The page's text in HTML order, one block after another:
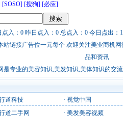
[SOSO] [搜狗] [必应]
入：0 昨日点入：0 总点入：0 今日点出：
站链接广告位一元每个 欢迎关注美业商机
品和资讯
是专业的美容知识,美发知识,美体知识的交
道科技 · 视觉中国
道二手网 · 美发美容视频